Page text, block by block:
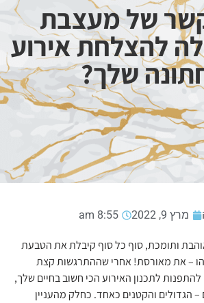
של מעצבת
להצלחת אירוע
שלך?
מרץ 9, 2022 8:55 am
ותומכת, סוף כל סוף קיבלת את הטבעת
– את מאורסת! אחרי שההתרגשות קצת
לתכנון האירוע הכי חשוב בחיים שלך,
הגדולים והקטנים כאחד. כחלק מהעניין